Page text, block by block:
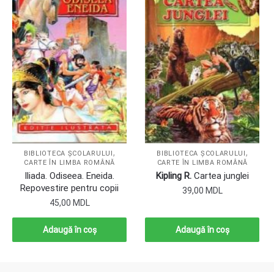
BIBLIOTECA ȘCOLARULUI,
CARTE ÎN LIMBA ROMÂNĂ
Iliada. Odiseea. Eneida.
Repovestire pentru copii
45,00 MDL
Adaugă în coș
BIBLIOTECA ȘCOLARULUI,
CARTE ÎN LIMBA ROMÂNĂ
Kipling R.Cartea junglei
39,00 MDL
Adaugă în coș